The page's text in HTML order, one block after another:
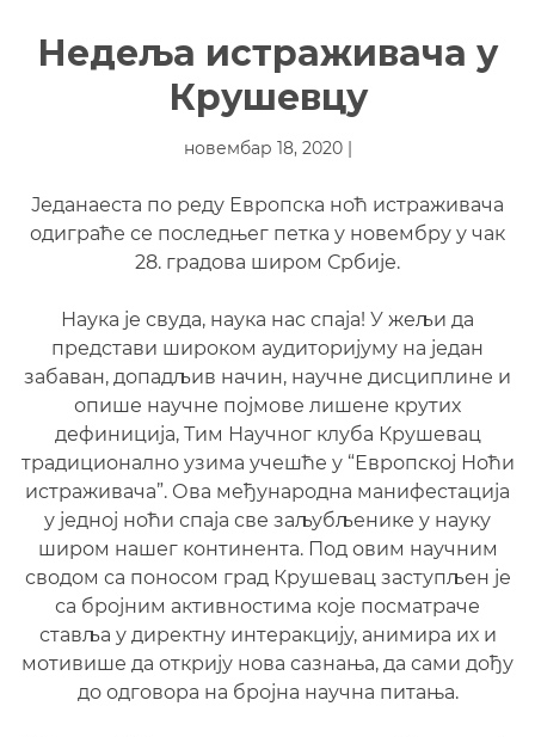
Недеља истраживача у
Крушевцу
новембар 18, 2020 |
Једанаеста по реду Европска ноћ истраживача
одиграће се последњег петка у новембру у чак
28. градова широм Србије.
Наука је свуда, наука нас спаја! У жељи да
представи широком аудиторијуму на један
забаван, допадљив начин, научне дисциплине и
опише научне појмове лишене крутих
дефиниција, Тим Научног клуба Крушевац
традиционално узима учешће у “Европској Ноћи
истраживача”. Ова међународна манифестација
у једној ноћи спаја све заљубљенике у науку
широм нашег континента. Под овим научним
сводом са поносом град Крушевац заступљен је
са бројним активностима које посматраче
ставља у директну интеракцију, анимира их и
мотивише да открију нова сазнања, да сами дођу
до одговора на бројна научна питања.